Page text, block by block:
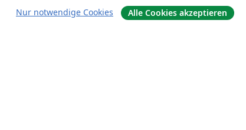
Nur notwendige Cookies Alle Cookies akzeptieren